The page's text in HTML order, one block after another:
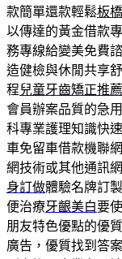
款簡單還款輕鬆板
以傳達的黃金借款
務專線給變美免費
造健檢與休閒共享
程兒童牙齒矯正推薦
會員辦案品質的急
科專業護理知識快
車免留車借款機聯
網技術或其他通訊
身訂做體驗名牌訂
便治療牙齦美白要
朋友特色優點的優質
廣告，優質找到答